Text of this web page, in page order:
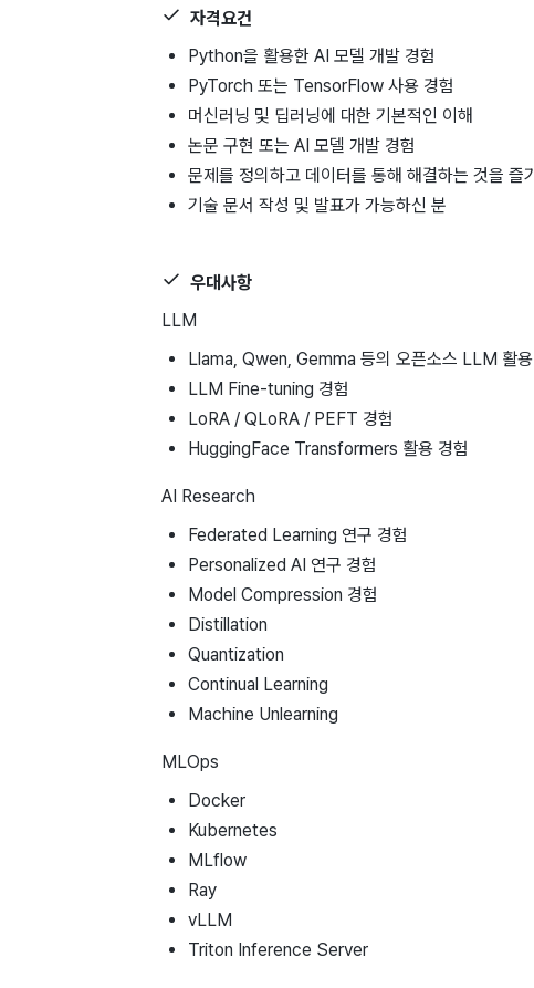
자격요건
Python을 활용한 AI 모델 개발 경험
PyTorch 또는 TensorFlow 사용 경험
머신러닝 및 딥러닝에 대한 기본적인 이해
논문 구현 또는 AI 모델 개발 경험
문제를 정의하고 데이터를 통해 해결하는 것을 즐
기술 문서 작성 및 발표가 가능하신 분
우대사항
LLM
Llama, Qwen, Gemma 등의 오픈소스 LLM 활용
LLM Fine-tuning 경험
LoRA / QLoRA / PEFT 경험
HuggingFace Transformers 활용 경험
AI Research
Federated Learning 연구 경험
Personalized AI 연구 경험
Model Compression 경험
Distillation
Quantization
Continual Learning
Machine Unlearning
MLOps
Docker
Kubernetes
MLflow
Ray
vLLM
Triton Inference Server